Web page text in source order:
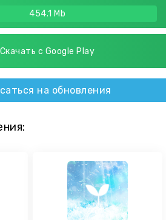
454.1 Mb
Скачать с Google Play
на обновления